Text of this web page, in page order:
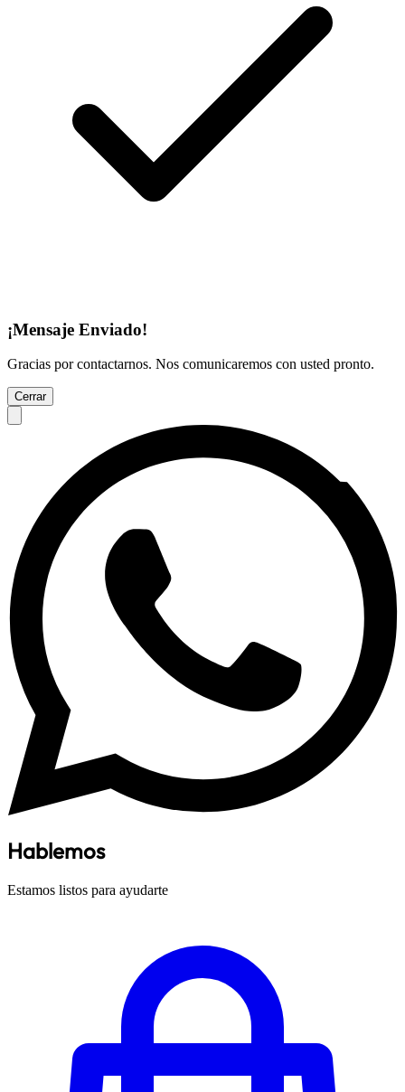
¡Mensaje Enviado!
Gracias por contactarnos. Nos comunicaremos con usted pronto.
Cerrar
Hablemos
Estamos listos para ayudarte